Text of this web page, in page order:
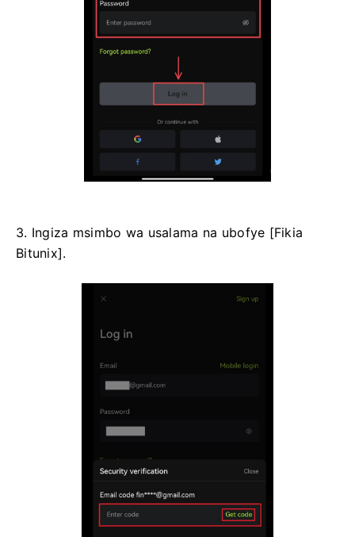
3. Ingiza msimbo wa usalama na ubofye [Fikia
Bitunix].